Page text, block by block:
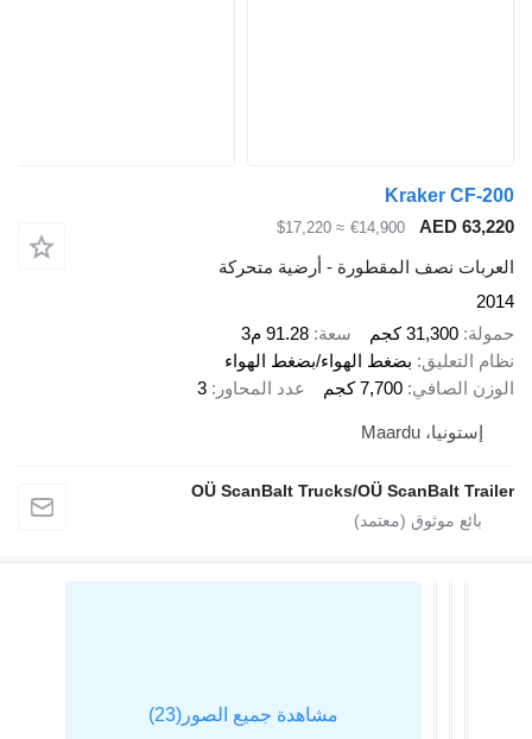
Kraker
AED
€14,900
≈ $17,220
نصف المقطورة - أرضية متحركة
31,300 كجم سعة 91.28 م3
بضغط الهواء/بضغط الهواء
7,700 كجم عدد المحاور 3
OÜ ScanBalt Trucks/OÜ ScanBalt